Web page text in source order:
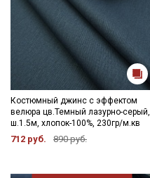
Костюмный джинс с эффектом
велюра цв.Темный лазурно-серый,
ш.1.5м, хлопок-100%, 230гр/м.кв
712 руб. 890 руб.